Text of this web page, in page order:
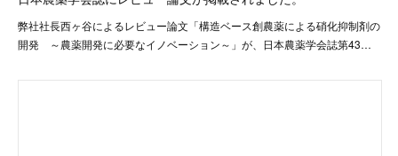
弊社社長西ヶ谷によるレビュー論文「構造ベース創農薬による硝化抑制剤の
開発 ～農薬開発に必要なイノベーション～」が、日本農薬学会誌第43…